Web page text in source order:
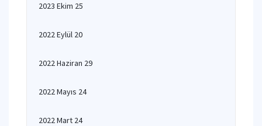
2023 Ekim 25
2022 Eylül 20
2022 Haziran 29
2022 Mayıs 24
2022 Mart 24